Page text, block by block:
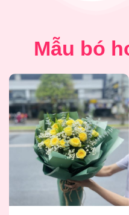
Mẫu bó